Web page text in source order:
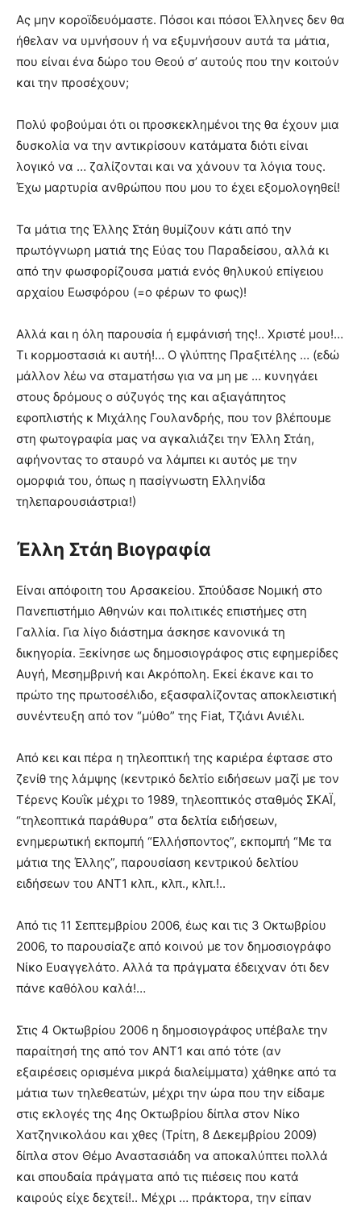
Ας μην κοροϊδευόμαστε. Πόσοι και πόσοι Έλληνες δεν θα
ήθελαν να υμνήσουν ή να εξυμνήσουν αυτά τα μάτια,
που είναι ένα δώρο του Θεού σ’ αυτούς που την κοιτούν
και την προσέχουν;
Πολύ φοβούμαι ότι οι προσκεκλημένοι της θα έχουν μια
δυσκολία να την αντικρίσουν κατάματα διότι είναι
λογικό να … ζαλίζονται και να χάνουν τα λόγια τους.
Έχω μαρτυρία ανθρώπου που μου το έχει εξομολογηθεί!
Τα μάτια της Έλλης Στάη θυμίζουν κάτι από την
πρωτόγνωρη ματιά της Εύας του Παραδείσου, αλλά κι
από την φωσφορίζουσα ματιά ενός θηλυκού επίγειου
αρχαίου Εωσφόρου (=ο φέρων το φως)!
Αλλά και η όλη παρουσία ή εμφάνισή της!.. Χριστέ μου!…
Τι κορμοστασιά κι αυτή!… Ο γλύπτης Πραξιτέλης … (εδώ
μάλλον λέω να σταματήσω για να μη με … κυνηγάει
στους δρόμους ο σύζυγός της και αξιαγάπητος
εφοπλιστής κ Μιχάλης Γουλανδρής, που τον βλέπουμε
στη φωτογραφία μας να αγκαλιάζει την Έλλη Στάη,
αφήνοντας το σταυρό να λάμπει κι αυτός με την
ομορφιά του, όπως η πασίγνωστη Ελληνίδα
τηλεπαρουσιάστρια!)
Έλλη Στάη Βιογραφία
Είναι απόφοιτη του Αρσακείου. Σπούδασε Νομική στο
Πανεπιστήμιο Αθηνών και πολιτικές επιστήμες στη
Γαλλία. Για λίγο διάστημα άσκησε κανονικά τη
δικηγορία. Ξεκίνησε ως δημοσιογράφος στις εφημερίδες
Αυγή, Μεσημβρινή και Ακρόπολη. Εκεί έκανε και το
πρώτο της πρωτοσέλιδο, εξασφαλίζοντας αποκλειστική
συνέντευξη από τον “μύθο” της Fiat, Τζιάνι Ανιέλι.
Από κει και πέρα η τηλεοπτική της καριέρα έφτασε στο
ζενίθ της λάμψης (κεντρικό δελτίο ειδήσεων μαζί με τον
Τέρενς Κουΐκ μέχρι το 1989, τηλεοπτικός σταθμός ΣΚΑΪ,
“τηλεοπτικά παράθυρα” στα δελτία ειδήσεων,
ενημερωτική εκπομπή “Ελλήσποντος”, εκπομπή “Με τα
μάτια της Έλλης”, παρουσίαση κεντρικού δελτίου
ειδήσεων του ΑΝΤ1 κλπ., κλπ., κλπ.!..
Από τις 11 Σεπτεμβρίου 2006, έως και τις 3 Οκτωβρίου
2006, το παρουσίαζε από κοινού με τον δημοσιογράφο
Νίκο Ευαγγελάτο. Αλλά τα πράγματα έδειχναν ότι δεν
πάνε καθόλου καλά!…
Στις 4 Οκτωβρίου 2006 η δημοσιογράφος υπέβαλε την
παραίτησή της από τον ΑΝΤ1 και από τότε (αν
εξαιρέσεις ορισμένα μικρά διαλείμματα) χάθηκε από τα
μάτια των τηλεθεατών, μέχρι την ώρα που την είδαμε
στις εκλογές της 4ης Οκτωβρίου δίπλα στον Νίκο
Χατζηνικολάου και χθες (Τρίτη, 8 Δεκεμβρίου 2009)
δίπλα στον Θέμο Αναστασιάδη να αποκαλύπτει πολλά
και σπουδαία πράγματα από τις πιέσεις που κατά
καιρούς είχε δεχτεί!.. Μέχρι … πράκτορα, την είπαν